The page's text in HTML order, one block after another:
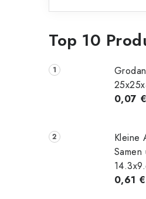
t
e
Top 10
0,07 €
Kleine
0,61 €